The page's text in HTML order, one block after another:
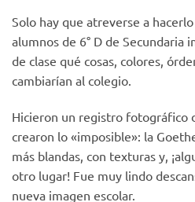
Solo hay que atreverse a
alumnos de 6° D de Secundaria
de clase qué cosas, colores,
cambiarían al colegio.
Hicieron un registro fotográfico
crearon lo «imposible»: la
más blandas, con texturas y,
otro lugar! Fue muy lindo
nueva imagen escolar.